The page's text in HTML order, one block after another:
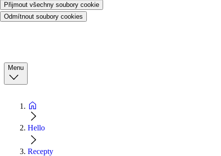
Přijmout všechny soubory cookie
Odmítnout soubory cookies
Menu
Hello
Recepty